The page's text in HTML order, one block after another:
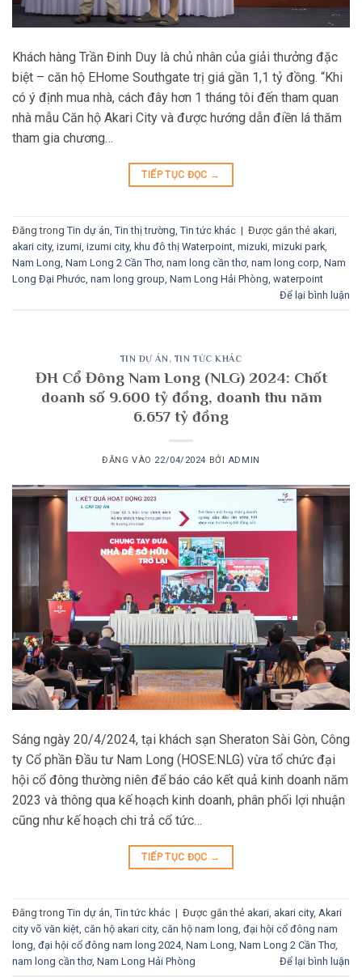
Khách hàng Trần Đinh Duy là chủ nhân của giải thưởng đặc
biệt – căn hộ EHome Southgate trị giá gần 1,1 tỷ đồng. “Khi
có ý định mua nhà, cách đây hơn 1 tháng tôi đến tham quan
nhà mẫu Căn hộ Akari City và được hướng dẫn điền lá thăm
tham gia chương…
TIẾP TỤC ĐỌC →
Đăng trong Tin dự án Tin thị trường Tin tức khác | Được gắn thẻ akari
akari city, izumi izumi city, khu đô thị Waterpoint mizuki mizuki park
Nam Long Nam Long 2 Cần Thơ, nam long cần thơ, nam long corp Nam
Long Đại Phước nam long group Nam Long Hải Phòng waterpoint
Để lại bình luận
TIN DỰ ÁN , TIN TỨC KHÁC
ĐH Cổ Đông Nam Long (NLG) 2024: Chốt
doanh số 9.600 tỷ đồng, doanh thu năm
6.657 tỷ đồng
ĐĂNG VÀO 22/04/2024 BỞI ADMIN
Sáng ngày 20/4/2024, tại khách sạn Sheraton Sài Gòn, Công
ty Cổ phần Đầu tư Nam Long (HOSE:NLG) vừa tổ chức đại
hội cổ đông thường niên để báo cáo kết quả kinh doanh năm
2023 và thông qua kế hoạch kinh doanh, phân phối lợi nhuận
cũng như kế hoạch chi trả cổ tức…
TIẾP TỤC ĐỌC →
Đăng trong Tin dự án Tin tức khác | Được gắn thẻ akari akari city, Akari
city võ văn kiệt căn hộ akari city, căn hộ nam long đại hội cổ đông nam
long đại hội cổ đông nam long 2024, Nam Long Nam Long 2 Cần Thơ,
nam long cần thơ, Nam Long Hải Phòng Để lại bình luận